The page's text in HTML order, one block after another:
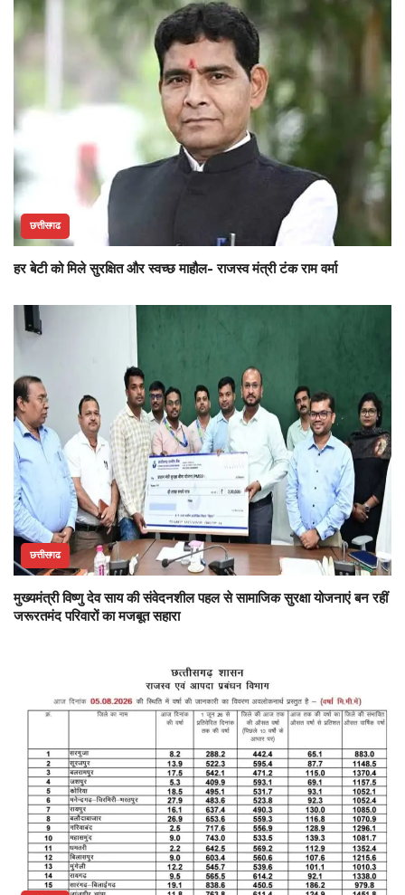
छत्तीसगढ
हर बेटी को मिले सुरक्षित और स्वच्छ माहौल- राजस्व मंत्री टंक राम वर्मा
छत्तीसगढ
मुख्यमंत्री विष्णु देव साय की संवेदनशील पहल से सामाजिक सुरक्षा योजनाएं बन रहीं
जरूरतमंद परिवारों का मजबूत सहारा